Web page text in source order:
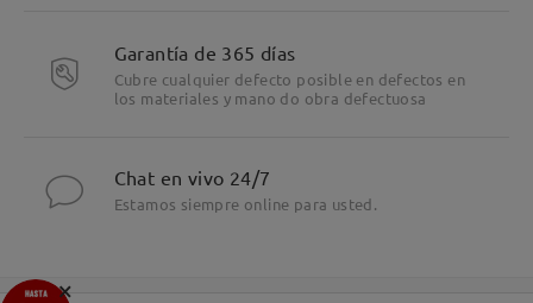
Garantía de 365 días
Cubre cualquier defecto posible en defectos en
los materiales y mano do obra defectuosa
Chat en vivo 24/7
Estamos siempre online para usted.
×